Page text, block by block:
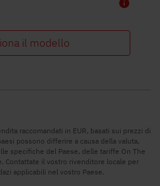
il modello
raccomandati in EUR, basati sui prezzi di
possono differire a causa della valuta,
specifiche del Paese, delle tariffe On The
Contattate il vostro rivenditore locale per
applicabili nel vostro Paese.